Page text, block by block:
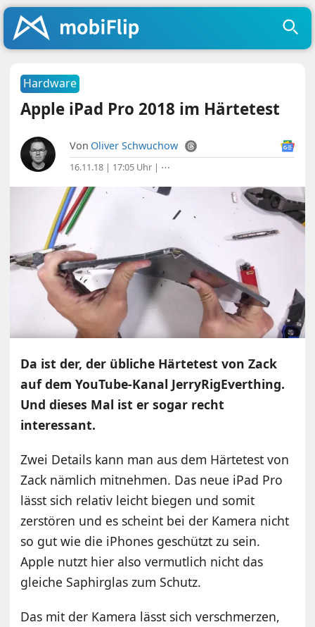
Hardware
Apple iPad Pro 2018 im Härtetest
Von Oliver Schwuchow
16.11.18 | 17:05 Uhr | ⋯
Da ist der, der übliche Härtetest von Zack
auf dem YouTube-Kanal JerryRigEverthing.
Und dieses Mal ist er sogar recht
interessant.
Zwei Details kann man aus dem Härtetest von
Zack nämlich mitnehmen. Das neue iPad Pro
lässt sich relativ leicht biegen und somit
zerstören und es scheint bei der Kamera nicht
so gut wie die iPhones geschützt zu sein.
Apple nutzt hier also vermutlich nicht das
gleiche Saphirglas zum Schutz.
Das mit der Kamera lässt sich verschmerzen,